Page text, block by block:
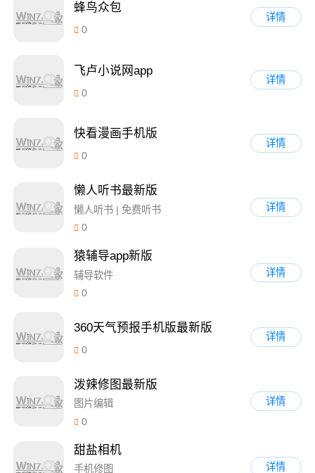
蜂鸟众包
0
详情
飞卢小说网app
0
详情
快看漫画手机版
0
详情
懒人听书最新版
懒人听书 | 免费听书
0
详情
猿辅导app新版
辅导软件
0
详情
360天气预报手机版最新版
0
详情
泼辣修图最新版
图片编辑
0
详情
甜盐相机
手机修图 详情